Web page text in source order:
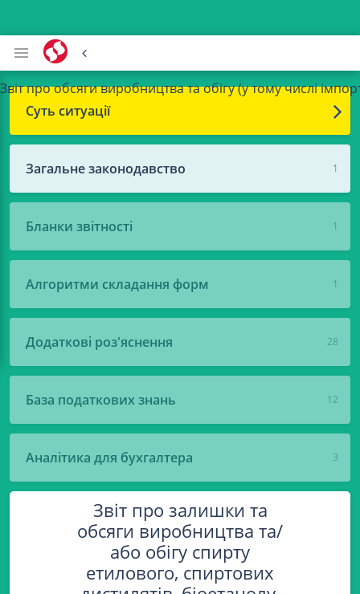
Звіт про обсяги виробництва та обігу (у тому числі
Суть ситуації
1
Загальне законодавство
1
Бланки звітності
1
Алгоритми складання форм
28
Додаткові роз'яснення
12
База податкових знань
3
Аналітика для бухгалтера
Звіт про залишки та
обсяги виробництва та/
або обігу спирту
етилового, спиртових